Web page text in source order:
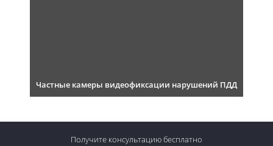
Частные камеры видеофиксации нарушений ПДД
Получите консультациюбесплатно